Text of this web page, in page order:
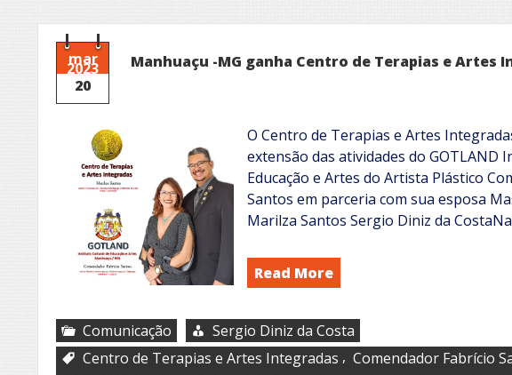
mar
2023
20
Manhuaçu -MG ganha Centro de Terapias e Artes
O Centro de Terapias e Artes
extensão das atividades do GOTLAND
Educação e Artes do Artista Plástico
Santos em parceria com sua esposa
Marilza Santos Sergio Diniz da
Read More
Comunicação
Sergio Diniz da Costa
Centro de Terapias e Artes Integradas , Comendador Fabrício